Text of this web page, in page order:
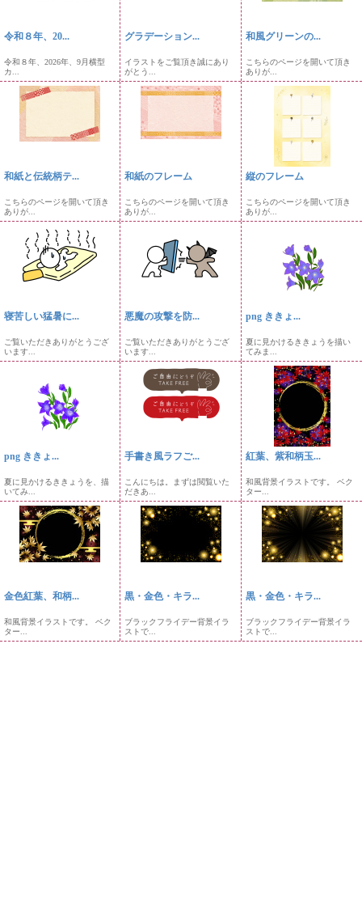
令和８年、20...
令和８年、2026年、9月横型
カ...
グラデーション...
イラストをご覧頂き誠にあり
がとう...
和風グリーンの...
こちらのページを開いて頂き
ありが...
和紙と伝統柄テ...
こちらのページを開いて頂き
ありが...
和紙のフレーム
こちらのページを開いて頂き
ありが...
縦のフレーム
こちらのページを開いて頂き
ありが...
寝苦しい猛暑に...
ご覧いただきありがとうござ
います...
悪魔の攻撃を防...
ご覧いただきありがとうござ
います...
png ききょ...
夏に見かけるききょうを描い
てみま...
png ききょ...
夏に見かけるききょうを、描
いてみ...
手書き風ラフご...
こんにちは。まずは閲覧いた
だきあ...
紅葉、紫和柄玉...
和風背景イラストです。 ベク
ター...
金色紅葉、和柄...
和風背景イラストです。 ベク
ター...
黒・金色・キラ...
ブラックフライデー背景イラ
ストで...
黒・金色・キラ...
ブラックフライデー背景イラ
ストで...